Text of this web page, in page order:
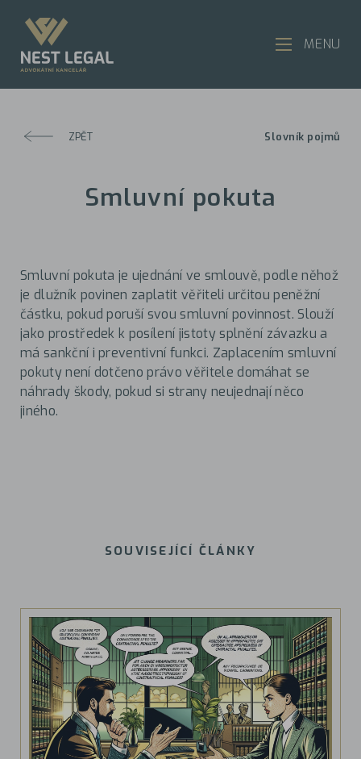
ZPĚT Slovník pojmů
Smluvní pokuta
Smluvní pokuta je ujednání ve smlouvě, podle něhož
je dlužník povinen zaplatit věřiteli určitou peněžní
částku, pokud poruší svou smluvní povinnost. Slouží
jako prostředek k posílení jistoty splnění závazku a
má sankční i preventivní funkci. Zaplacením smluvní
pokuty není dotčeno právo věřitele domáhat se
náhrady škody, pokud si strany neujednají něco
jiného.
SOUVISEJÍCÍ ČLÁNKY
MENU